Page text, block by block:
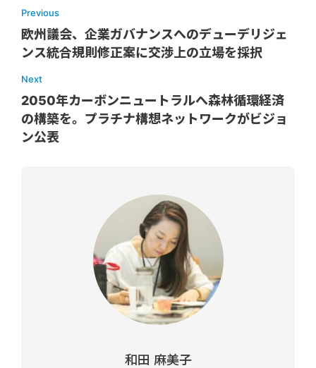
Previous
欧州議会、企業ガバナンスへのデューデリジェ
ンス統合規則修正案に交渉上の立場を採択
Next
2050年カーボンニュートラルへ森林循環経済
の構築を。プラチナ構想ネットワークがビジョ
ン公表
和田 麻美子